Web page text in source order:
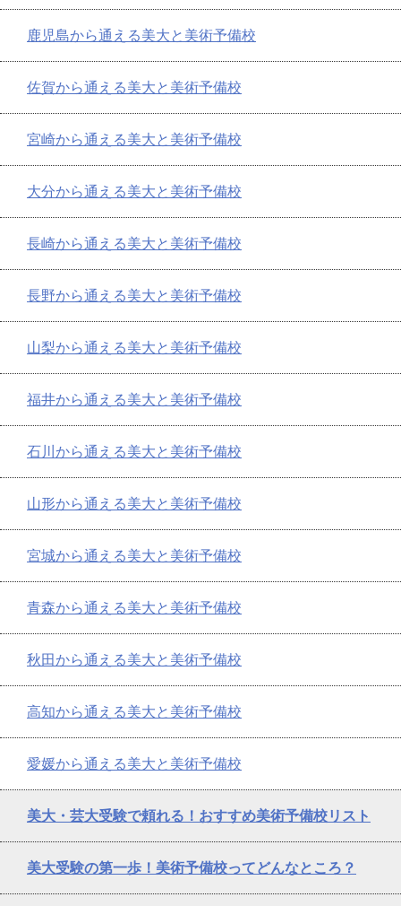
鹿児島から通える美大と美術予備校
佐賀から通える美大と美術予備校
宮崎から通える美大と美術予備校
大分から通える美大と美術予備校
長崎から通える美大と美術予備校
長野から通える美大と美術予備校
山梨から通える美大と美術予備校
福井から通える美大と美術予備校
石川から通える美大と美術予備校
山形から通える美大と美術予備校
宮城から通える美大と美術予備校
青森から通える美大と美術予備校
秋田から通える美大と美術予備校
高知から通える美大と美術予備校
愛媛から通える美大と美術予備校
美大・芸大受験で頼れる！おすすめ美術予備校リスト
美大受験の第一歩！美術予備校ってどんなところ？